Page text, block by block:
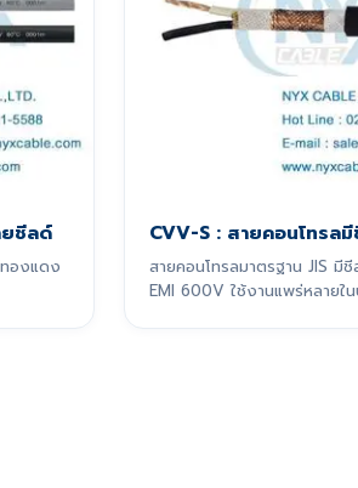
ยชีลด์
องแดง
CVV-S : สายคอนโทรล
สายคอนโทรลมาตรฐาน JIS มี
EMI 600V ใช้งานแพร่หลายใน